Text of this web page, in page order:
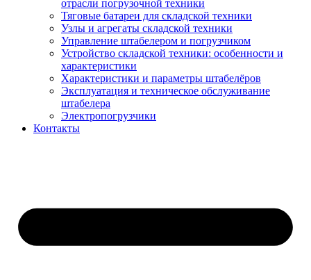
отрасли погрузочной техники
Тяговые батареи для складской техники
Узлы и агрегаты складской техники
Управление штабелером и погрузчиком
Устройство складской техники: особенности и
характеристики
Характеристики и параметры штабелёров
Эксплуатация и техническое обслуживание
штабелера
Электропогрузчики
Контакты